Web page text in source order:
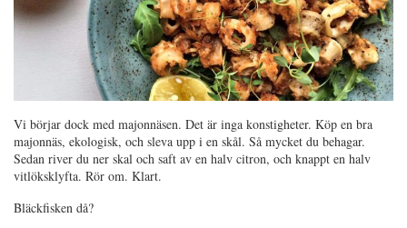
Vi börjar dock med majonnäsen. Det är inga konstigheter. Köp en bra
majonnäs, ekologisk, och sleva upp i en skål. Så mycket du behagar.
Sedan river du ner skal och saft av en halv citron, och knappt en halv
vitlöksklyfta. Rör om. Klart.
Bläckfisken då?